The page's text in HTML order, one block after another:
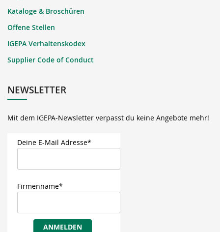
Kataloge & Broschüren
Offene Stellen
IGEPA Verhaltenskodex
Supplier Code of Conduct
NEWSLETTER
Mit dem IGEPA-Newsletter verpasst du keine Angebote mehr!
Deine E-Mail Adresse*
Firmenname*
ANMELDEN